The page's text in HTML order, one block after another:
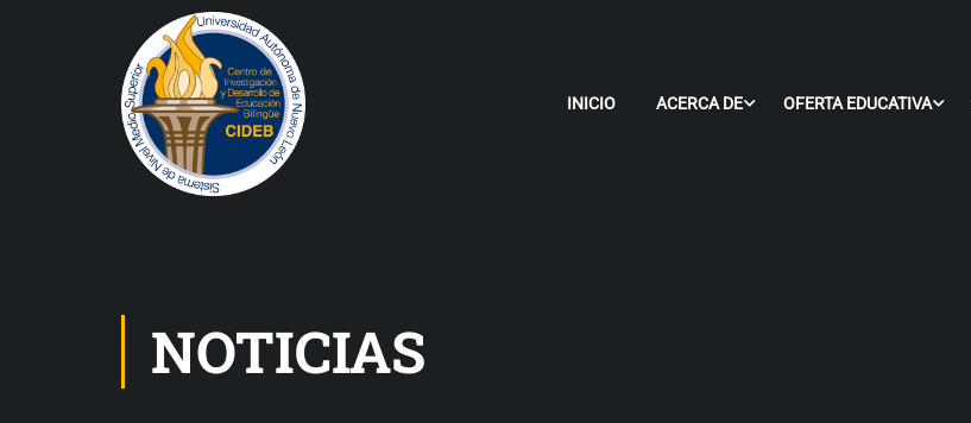
INICIO ACERCA DE OFERTA EDUCATIVA
NOTICIAS